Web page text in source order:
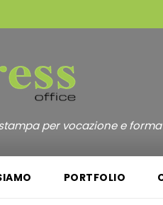
per vocazione e
PORTFOLIO